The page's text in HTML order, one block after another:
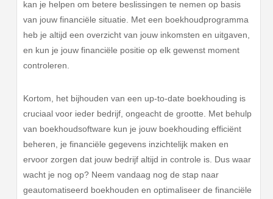
kan je helpen om betere beslissingen te nemen op basis
van jouw financiële situatie. Met een boekhoudprogramma
heb je altijd een overzicht van jouw inkomsten en uitgaven,
en kun je jouw financiële positie op elk gewenst moment
controleren.
Kortom, het bijhouden van een up-to-date boekhouding is
cruciaal voor ieder bedrijf, ongeacht de grootte. Met behulp
van boekhoudsoftware kun je jouw boekhouding efficiënt
beheren, je financiële gegevens inzichtelijk maken en
ervoor zorgen dat jouw bedrijf altijd in controle is. Dus waar
wacht je nog op? Neem vandaag nog de stap naar
geautomatiseerd boekhouden en optimaliseer de financiële